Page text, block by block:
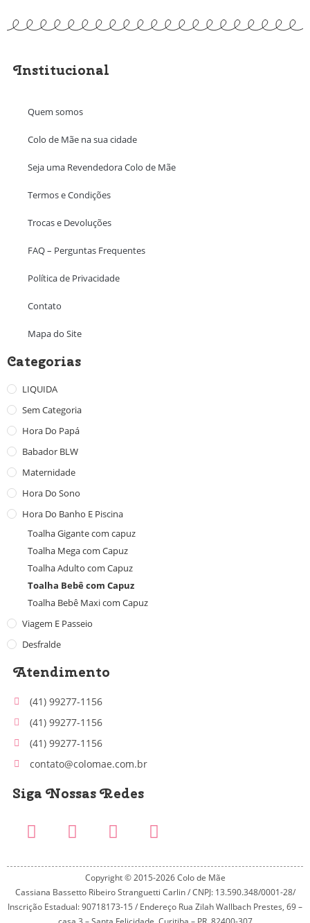
Institucional
Quem somos
Colo de Mãe na sua cidade
Seja uma Revendedora Colo de Mãe
Termos e Condições
Trocas e Devoluções
FAQ – Perguntas Frequentes
Política de Privacidade
Contato
Mapa do Site
Categorias
LIQUIDA
Sem Categoria
Hora Do Papá
Babador BLW
Maternidade
Hora Do Sono
Hora Do Banho E Piscina
Toalha Gigante com capuz
Toalha Mega com Capuz
Toalha Adulto com Capuz
Toalha Bebê com Capuz
Toalha Bebê Maxi com Capuz
Viagem E Passeio
Desfralde
Atendimento
(41) 99277-1156
(41) 99277-1156
(41) 99277-1156
contato@colomae.com.br
Siga Nossas Redes
Copyright © 2015-2026 Colo de Mãe
Cassiana Bassetto Ribeiro Stranguetti Carlin / CNPJ: 13.590.348/0001-28/
Inscrição Estadual: 90718173-15 / Endereço Rua Zilah Wallbach Prestes, 69 –